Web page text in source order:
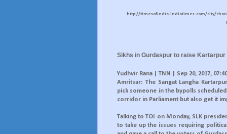
http://timesofindia.indiatimes.com/city/
Sikhs in Gurdaspur to raise
Yudhvir Rana | TNN | Sep 20, 2017,
Amritsar: The Sangat Langha
pick someone in the bypolls
corridor in Parliament but also get it
Talking to TOI on Monday, SLK
to take up the issues requiring